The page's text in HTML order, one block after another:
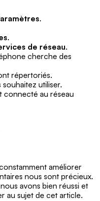
.
.
de réseau.
cherche des
répertoriés.
utiliser.
connecté au réseau
améliorer
nous sont précieux.
avons bien réussi et
au sujet de cet article.